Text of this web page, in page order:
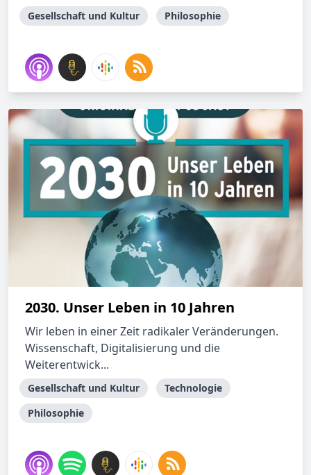
Gesellschaft und Kultur Philosophie
2030. Unser Leben in 10 Jahren
Wir leben in einer Zeit radikaler Veränderungen.
Wissenschaft, Digitalisierung und die
Weiterentwick...
Gesellschaft und Kultur
Technologie
Philosophie